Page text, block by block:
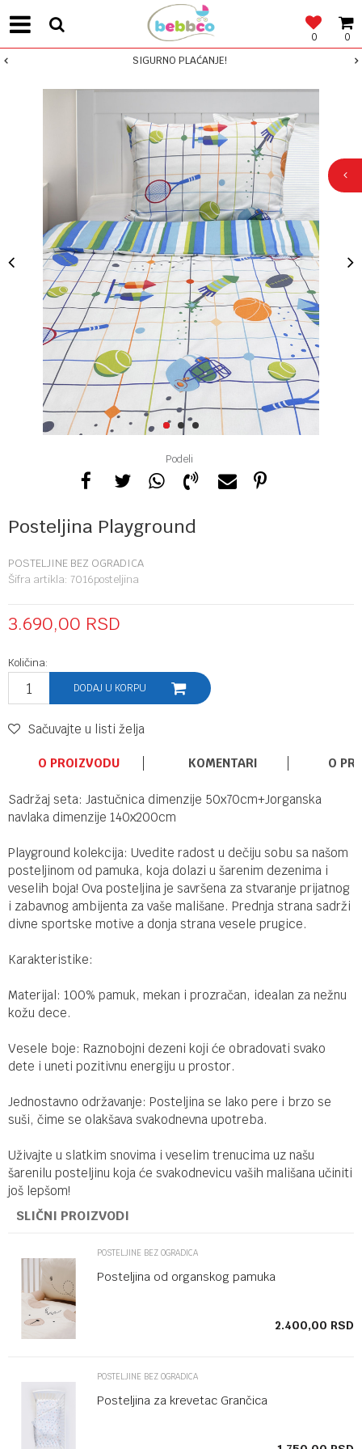
0
0
SIGURNO PLAĆANJE!
1 2 3
Podeli
Posteljina Playground
POSTELJINE BEZ OGRADICA
Šifra artikla: 7016posteljina
3.690,00 RSD
Količina:
DODAJ U KORPU
Sačuvajte u listi želja
O PROIZVODU KOMENTARI O
Sadržaj seta: Jastučnica dimenzije 50x70cm+Jorganska
navlaka dimenzije 140x200cm
Playground kolekcija: Uvedite radost u dečiju sobu sa našom
posteljinom od pamuka, koja dolazi u šarenim dezenima i
veselih boja! Ova posteljina je savršena za stvaranje prijatnog
i zabavnog ambijenta za vaše mališane. Prednja strana sadrži
divne sportske motive a donja strana vesele prugice.
Karakteristike:
Materijal: 100% pamuk, mekan i prozračan, idealan za nežnu
kožu dece.
Vesele boje: Raznobojni dezeni koji će obradovati svako
dete i uneti pozitivnu energiju u prostor.
Jednostavno održavanje: Posteljina se lako pere i brzo se
suši, čime se olakšava svakodnevna upotreba.
Uživajte u slatkim snovima i veselim trenucima uz našu
šarenilu posteljinu koja će svakodnevicu vaših mališana učiniti
još lepšom!
SLIČNI PROIZVODI
POSTELJINE BEZ OGRADICA
Posteljina od organskog pamuka
2.400,00 RSD
POSTELJINE BEZ OGRADICA
Posteljina za krevetac Grančica